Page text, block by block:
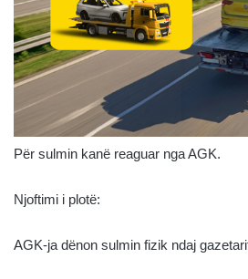
Për sulmin kanë reaguar nga AGK.
Njoftimi i plotë:
AGK-ja dënon sulmin fizik ndaj